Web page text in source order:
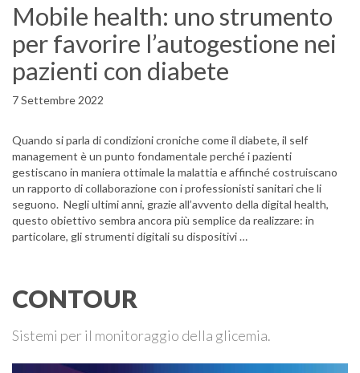
Mobile health: uno strumento
per favorire l’autogestione nei
pazienti con diabete
7 Settembre 2022
Quando si parla di condizioni croniche come il diabete, il self
management è un punto fondamentale perché i pazienti
gestiscano in maniera ottimale la malattia e affinché costruiscano
un rapporto di collaborazione con i professionisti sanitari che li
seguono. Negli ultimi anni, grazie all’avvento della digital health,
questo obiettivo sembra ancora più semplice da realizzare: in
particolare, gli strumenti digitali su dispositivi …
CONTOUR
Sistemi per il monitoraggio della glicemia.